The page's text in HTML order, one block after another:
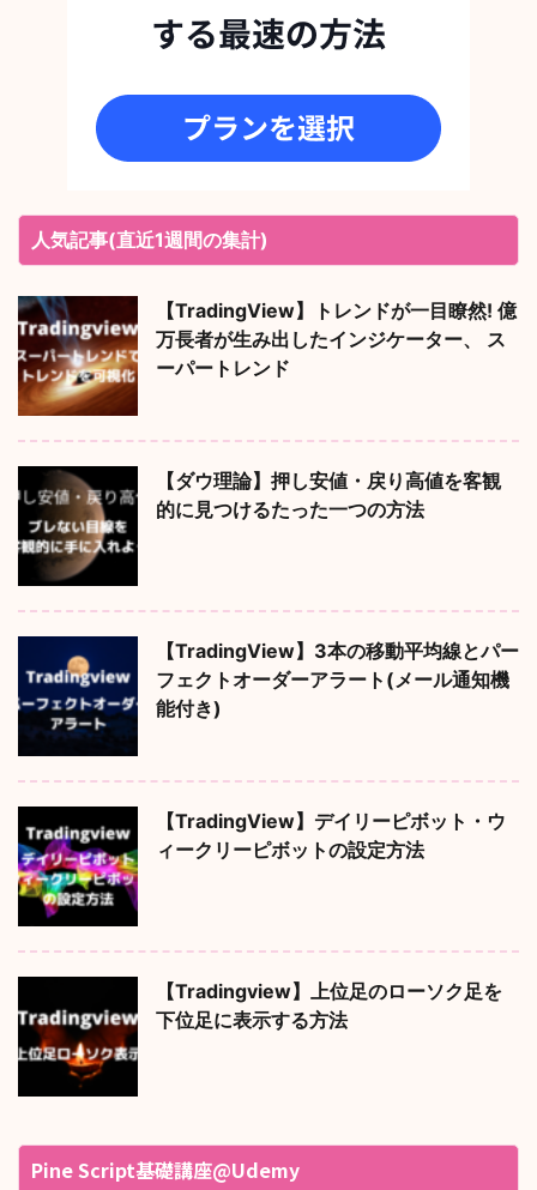
人気記事(直近1週間の集計)
【TradingView】トレンドが一目瞭然! 億
万長者が生み出したインジケーター、 ス
ーパートレンド
【ダウ理論】押し安値・戻り高値を客観
的に見つけるたった一つの方法
【TradingView】3本の移動平均線とパー
フェクトオーダーアラート(メール通知機
能付き)
【TradingView】デイリーピボット・ウ
ィークリーピボットの設定方法
【Tradingview】上位足のローソク足を
下位足に表示する方法
Pine Script基礎講座@Udemy